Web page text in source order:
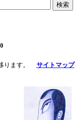
ます。 サイトマップ